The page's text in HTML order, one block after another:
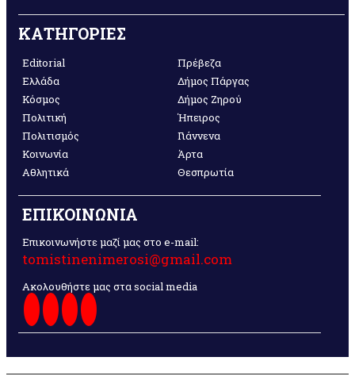
ΚΑΤΗΓΟΡΙΕΣ
Editorial
Ελλάδα
Κόσμος
Πολιτική
Πολιτισμός
Κοινωνία
Αθλητικά
Πρέβεζα
Δήμος Πάργας
Δήμος Ζηρού
Ήπειρος
Γιάννενα
Άρτα
Θεσπρωτία
ΕΠΙΚΟΙΝΩΝΙΑ
Επικοινωνήστε μαζί μας στο e-mail:
tomistinenimerosi@gmail.com
Ακολουθήστε μας στα social media